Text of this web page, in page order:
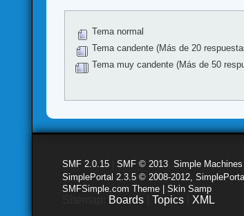
Tema normal
Tema candente (Más de 20
Tema muy candente (Más de 50
SMF 2.0.15 |SMF © 2013 ,Simple Machines
SimplePortal 2.3.5 © 2008-2012,
SMFSimple.com Theme | Skin Samp
Boards |Topics XML